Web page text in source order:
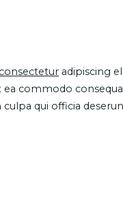
consectetur adipiscing
commodo
qui officia